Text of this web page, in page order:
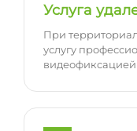
Услуга
При
услугу
видеофиксацией